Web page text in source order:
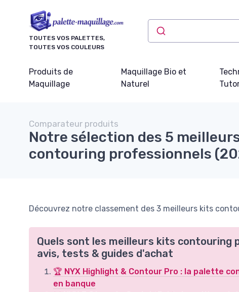
TOUTES VOS PALETTES,
TOUTES VOS COULEURS
Produits de
Maquillage
Maquillage Bio et
Naturel
Comparateur produits
Notre sélection des 5
contouring professionnels
Découvrez notre classement des 3 meilleurs kits
Quels sont les meilleurs kits
avis, tests & guides d'achat
🏆 NYX Highlight & Contour Pro : la palette
en banque